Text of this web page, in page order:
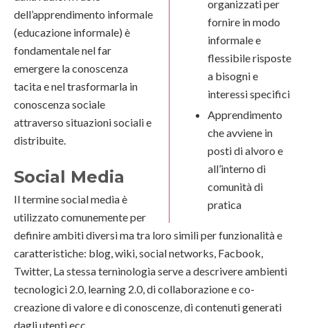
organizzati per
fornire in modo
informale e
flessibile risposte
a bisogni e
interessi specifici
Apprendimento
che avviene in
posti di alvoro e
all’interno di
comunità di
pratica
dell’apprendimento informale
(educazione informale) è
fondamentale nel far
emergere la conoscenza
tacita e nel trasformarla in
conoscenza sociale
attraverso situazioni sociali e
distribuite.
Social Media
Il termine social media è
utilizzato comunemente per
definire ambiti diversi ma tra loro simili per funzionalità e
caratteristiche: blog, wiki, social networks, Facbook,
Twitter, La stessa ternìnologia serve a descrivere ambienti
tecnologici 2.0, learning 2.0, di collaborazione e co-
creazione di valore e di conoscenze, di contenuti generati
dagli utenti ecc.